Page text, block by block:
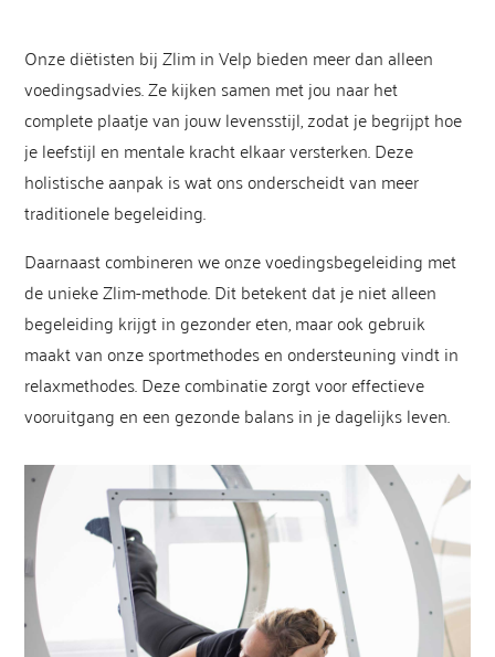
Onze diëtisten bij Zlim in Velp bieden meer dan alleen
voedingsadvies. Ze kijken samen met jou naar het
complete plaatje van jouw levensstijl, zodat je begrijpt hoe
je leefstijl en mentale kracht elkaar versterken. Deze
holistische aanpak is wat ons onderscheidt van meer
traditionele begeleiding.
Daarnaast combineren we onze voedingsbegeleiding met
de unieke Zlim-methode. Dit betekent dat je niet alleen
begeleiding krijgt in gezonder eten, maar ook gebruik
maakt van onze sportmethodes en ondersteuning vindt in
relaxmethodes. Deze combinatie zorgt voor effectieve
vooruitgang en een gezonde balans in je dagelijks leven.